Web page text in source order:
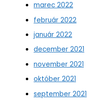
marec 2022
február 2022
január 2022
december 2021
november 2021
október 2021
september 2021